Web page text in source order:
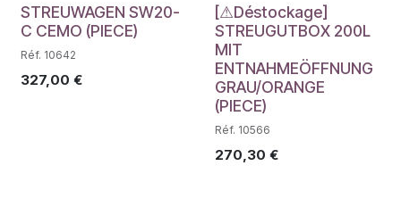
STREUWAGEN SW20-
C CEMO (PIECE)
Réf. 10642
327,00 €
Déstockage
[⚠Déstockage]
STREUGUTBOX 200L
MIT
ENTNAHMEÖFFNUNG
GRAU/ORANGE
(PIECE)
Réf. 10566
270,30 €